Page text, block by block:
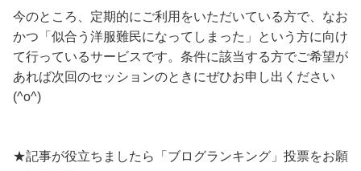
今のところ、定期的にご利用をいただいている方で、なお
かつ「似合う洋服難民になってしまった」という方に向け
て行っているサービスです。条件に該当する方でご希望が
あれば次回のセッションのときにぜひお申し出ください
(^o^)
★記事が役立ちましたら「ブログランキング」投票をお願